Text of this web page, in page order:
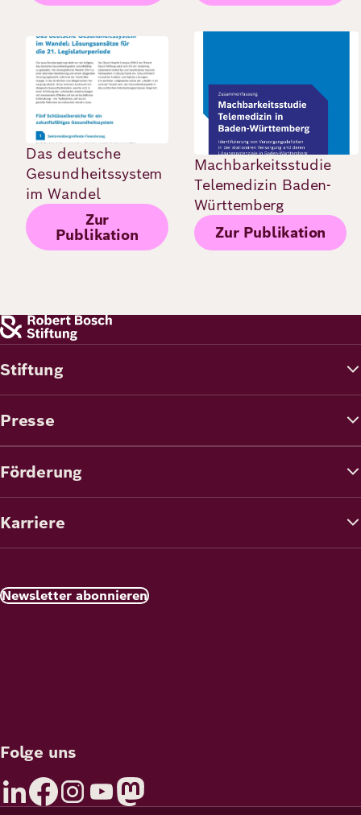
Bild
Das deutsche
Gesundheitssystem
im Wandel
Zur
Publikation
Machbarkeitsstudie
Telemedizin Baden-
Württemberg
Zur Publikation
Stiftung
Presse
Förderung
Karriere
Newsletter abonnieren
Folge uns